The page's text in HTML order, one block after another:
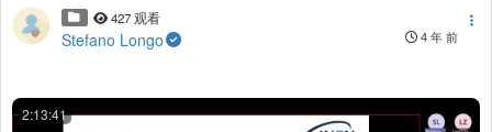
427 观看
Stefano Longo 4 年 前
2:13:41